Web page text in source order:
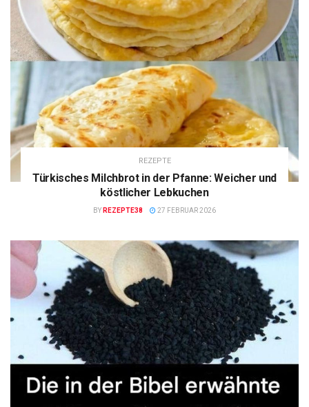
REZEPTE
Türkisches Milchbrot in der Pfanne: Weicher und
köstlicher Lebkuchen
BY REZEPTE38 27 FEBRUAR 2026